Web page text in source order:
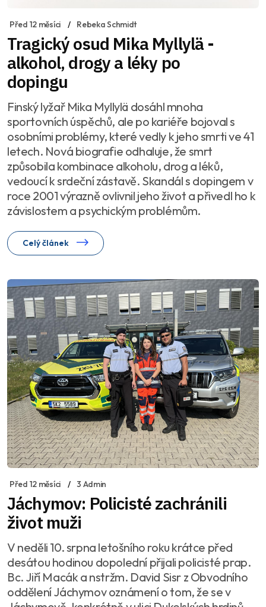
Před 12 měsíci Rebeka Schmidt
Tragický osud Mika Myllylä -
alkohol, drogy a léky po
dopingu
Finský lyžař Mika Myllylä dosáhl mnoha
sportovních úspěchů, ale po kariéře bojoval s
osobními problémy, které vedly k jeho smrti ve 41
letech. Nová biografie odhaluje, že smrt
způsobila kombinace alkoholu, drog a léků,
vedoucí k srdeční zástavě. Skandál s dopingem v
roce 2001 výrazně ovlivnil jeho život a přivedl ho k
závislostem a psychickým problémům.
Celý článek
Před 12 měsíci 3 Admin
Jáchymov: Policisté zachránili
život muži
V neděli 10. srpna letošního roku krátce před
desátou hodinou dopolední přijali policisté prap.
Bc. Jiří Macák a nstržm. David Sisr z Obvodního
oddělení Jáchymov oznámení o tom, že se v